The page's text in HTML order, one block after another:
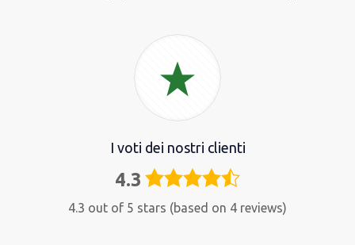
I voti dei nostri clienti
4.3 4,3
4.3 out of 5 stars (based on 4 reviews)